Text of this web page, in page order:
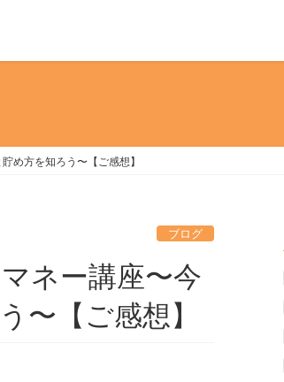
め方を知ろう〜【ご感想】
ブログ
ネー講座〜今
〜【ご感想】